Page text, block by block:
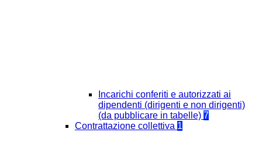
Incarichi conferiti e autorizzati ai
dipendenti (dirigenti e non dirigenti)
(da pubblicare in tabelle) 7
Contrattazione collettiva 1